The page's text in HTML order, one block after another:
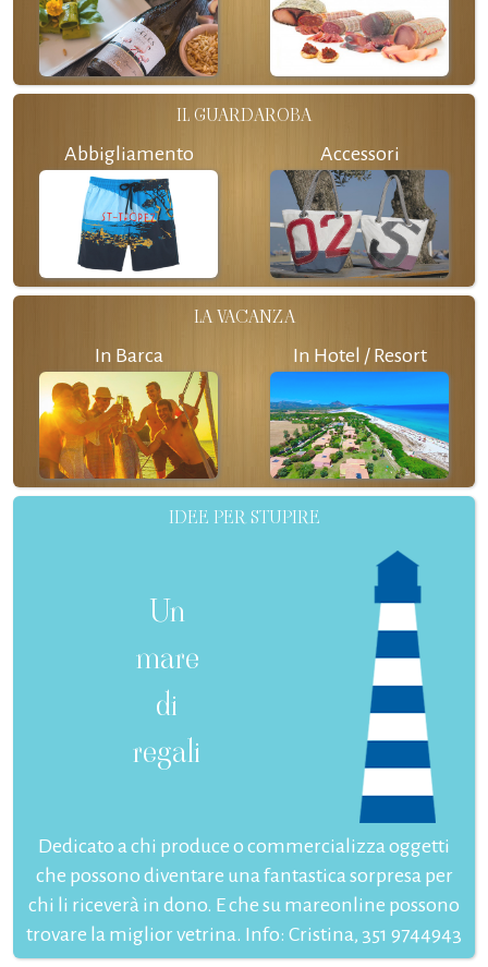
IL GUARDAROBA
Abbigliamento Accessori
LA VACANZA
In Barca In Hotel / Resort
IDEE PER STUPIRE
Un
mare
di
regali
Dedicato a chi produce o commercializza oggetti
che possono diventare una fantastica sorpresa per
chi li riceverà in dono. E che su mareonline possono
trovare la miglior vetrina. Info: Cristina, 351 9744943